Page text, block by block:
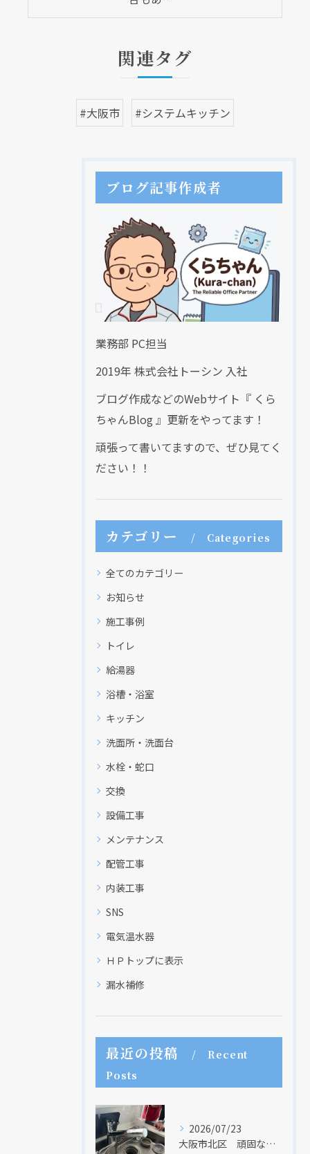
関連タグ
#大阪市 #システムキッチン
ブログ記事作成者
業務部 PC担当
2019年 株式会社トーシン 入社
ブログ作成などのWebサイト『 くら
ちゃんBlog 』更新をやってます！
頑張って書いてますので、ぜひ見てく
ださい！！
カテゴリー Categories
全てのカテゴリー
お知らせ
施工事例
トイレ
給湯器
浴槽・浴室
キッチン
洗面所・洗面台
水栓・蛇口
交換
設備工事
メンテナンス
配管工事
内装工事
SNS
電気温水器
ＨＰトップに表示
漏水補修
最近の投稿
Recent
Posts
2026/07/23
大阪市北区 頑固な水アカはなかなか取れない・・・
現在、新聞に入っている折込チラシです。
クリックでチラシのページにジャンプします